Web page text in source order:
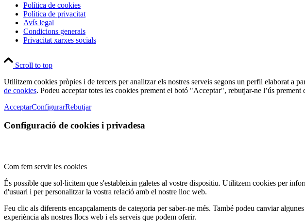
Política de cookies
Política de privacitat
Avís legal
Condicions generals
Privacitat xarxes socials
Scroll to top
Utilitzem cookies pròpies i de tercers per analitzar els nostres serveis segons un perfil elaborat a
de cookies. Podeu acceptar totes les cookies prement el botó "Acceptar", rebutjar-ne l’ús
AcceptarConfigurarRebutjar
Configuració de cookies i privadesa
Com fem servir les cookies
És possible que sol·licitem que s'estableixin galetes al vostre dispositiu. Utilitzem cookies per
d'usuari i per personalitzar la vostra relació amb el nostre lloc web.
Feu clic als diferents encapçalaments de categoria per saber-ne més. També podeu canviar
experiència als nostres llocs web i els serveis que podem oferir.